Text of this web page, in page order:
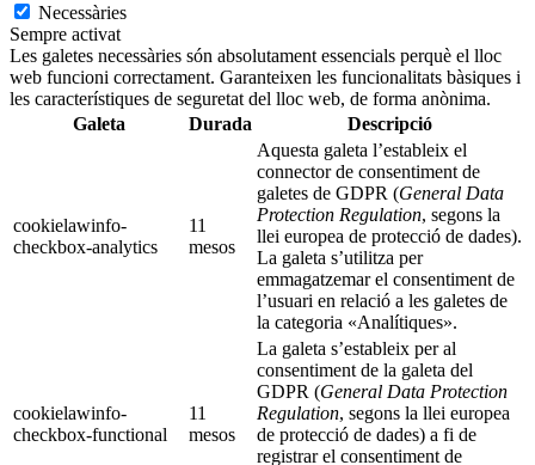
Necessàries
Sempre activat
Les galetes necessàries són absolutament essencials perquè el lloc
web funcioni correctament. Garanteixen les funcionalitats bàsiques i
les característiques de seguretat del lloc web, de forma anònima.
Galeta
Durada Descripció
cookielawinfo-
checkbox-analytics
11
mesos
Aquesta galeta l’estableix el
connector de consentiment de
galetes de GDPR (General Data
Protection Regulation, segons la
llei europea de protecció de dades).
La galeta s’utilitza per
emmagatzemar el consentiment de
l’usuari en relació a les galetes de
la categoria «Analítiques».
cookielawinfo-
checkbox-functional
11
mesos
La galeta s’estableix per al
consentiment de la galeta del
GDPR (General Data Protection
Regulation, segons la llei europea
de protecció de dades) a fi de
registrar el consentiment de